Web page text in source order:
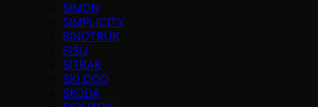
SIMON
SIMPLICITY
SINOTRUK
SISU
SITRAK
SKI DOO
SKODA